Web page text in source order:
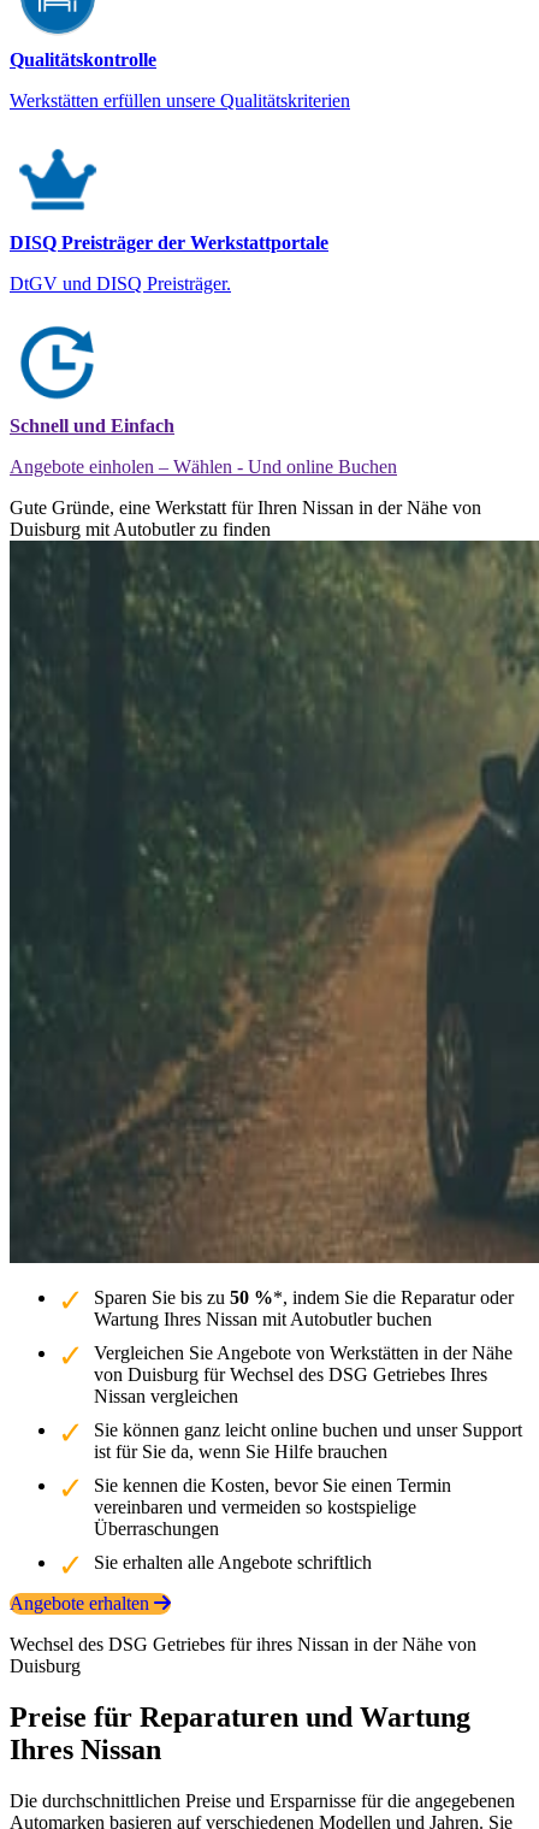
Qualitätskontrolle
Werkstätten erfüllen unsere Qualitätskriterien
DISQ Preisträger der Werkstattportale
DtGV und DISQ Preisträger.
Schnell und Einfach
Angebote einholen – Wählen - Und online Buchen
Gute Gründe, eine Werkstatt für Ihren Nissan in der Nähe von
Duisburg mit Autobutler zu finden
Sparen Sie bis zu 50 %*, indem Sie die Reparatur oder
Wartung Ihres Nissan mit Autobutler buchen
Vergleichen Sie Angebote von Werkstätten in der Nähe
von Duisburg für Wechsel des DSG Getriebes Ihres
Nissan vergleichen
Sie können ganz leicht online buchen und unser Support
ist für Sie da, wenn Sie Hilfe brauchen
Sie kennen die Kosten, bevor Sie einen Termin
vereinbaren und vermeiden so kostspielige
Überraschungen
Sie erhalten alle Angebote schriftlich
Angebote erhalten
Wechsel des DSG Getriebes für ihres Nissan in der Nähe von
Duisburg
Preise für Reparaturen und Wartung
Ihres Nissan
Die durchschnittlichen Preise und Ersparnisse für die angegebenen
Automarken basieren auf verschiedenen Modellen und Jahren. Sie